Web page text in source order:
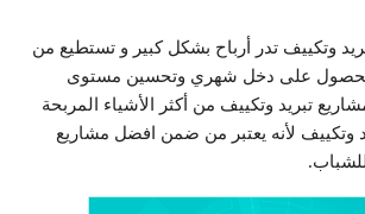
وتكييف تدر أرباح بشكل كبير و تستطيع من
على دخل شهري وتحسين مستوى
تبريد وتكييف من أكثر الأشياء المربحة
وتكييف لأنه يعتبر من ضمن افضل مشاريع